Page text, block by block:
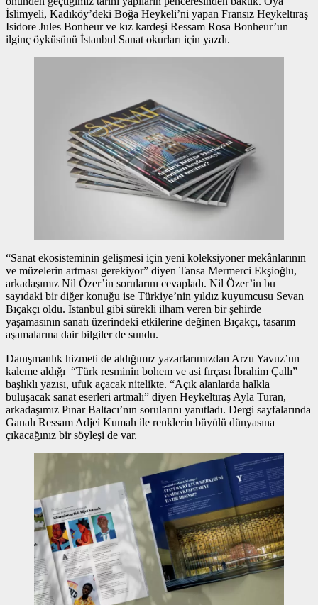
İslimyeli, Kadıköy’deki Boğa Heykeli’ni yapan Fransız Heykeltıraş
Isidore Jules Bonheur ve kız kardeşi Ressam Rosa Bonheur’un
ilginç öyküsünü İstanbul Sanat okurları için yazdı.
“Sanat ekosisteminin gelişmesi için yeni koleksiyoner mekânlarının
ve müzelerin artması gerekiyor” diyen Tansa Mermerci Ekşioğlu,
arkadaşımız Nil Özer’in sorularını cevapladı. Nil Özer’in bu
sayıdaki bir diğer konuğu ise Türkiye’nin yıldız kuyumcusu Sevan
Bıçakçı oldu. İstanbul gibi sürekli ilham veren bir şehirde
yaşamasının sanatı üzerindeki etkilerine değinen Bıçakçı, tasarım
aşamalarına dair bilgiler de sundu.
Danışmanlık hizmeti de aldığımız yazarlarımızdan Arzu Yavuz’un
kaleme aldığı “Türk resminin bohem ve asi fırçası İbrahim Çallı”
başlıklı yazısı, ufuk açacak nitelikte. “Açık alanlarda halkla
buluşacak sanat eserleri artmalı” diyen Heykeltıraş Ayla Turan,
arkadaşımız Pınar Baltacı’nın sorularını yanıtladı. Dergi sayfalarında
Ganalı Ressam Adjei Kumah ile renklerin büyülü dünyasına
çıkacağınız bir söyleşi de var.